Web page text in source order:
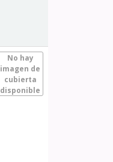
No hay
imagen de
cubierta
disponible